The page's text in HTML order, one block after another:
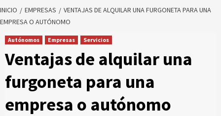
INICIO EMPRESAS
VENTAJAS DE ALQUILAR UNA FURGONETA PARA UNA
EMPRESA O AUTÓNOMO
Autónomos Empresas Servicios
Ventajas de alquilar una
furgoneta para una
empresa o autónomo